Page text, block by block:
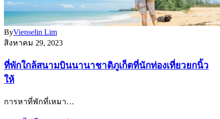
ByVienselin Lim
สิงหาคม 29, 2023
ที่พักใกล้สนามบินนานาชาติภูเก็ตที่นักท่องเที่ยวยกนิ้ว
ให้
การหาที่พักที่เหมา…